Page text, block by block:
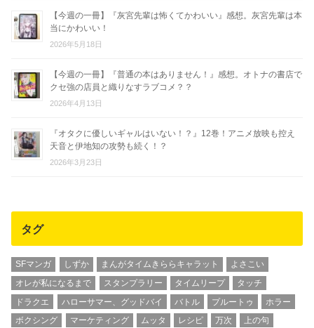
【今週の一冊】『灰宮先輩は怖くてかわいい』感想。灰宮先輩は本
当にかわいい！
2026年5月18日
【今週の一冊】『普通の本はありません！』感想。オトナの書店で
クセ強の店員と織りなすラブコメ？？
2026年4月13日
『オタクに優しいギャルはいない！？』12巻！アニメ放映も控え
天音と伊地知の攻勢も続く！？
2026年3月23日
タグ
SFマンガ しずか まんがタイムきららキャラット
よさこい
オレが私になるまで
スタンプラリー タイムリープ
タッチ
ドラクエ
ハローサマー、グッドバイ バトル プルートゥ
ホラー
ボクシング
マーケティング ムッタ レシピ 万次
上の句